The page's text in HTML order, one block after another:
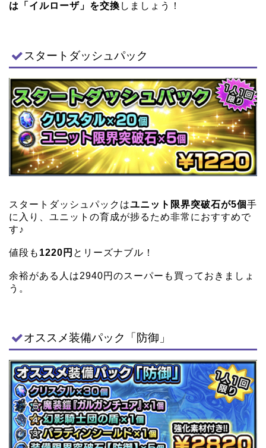
は「イルローザ」を交換 しましょう！
スタートダッシュパック
スタートダッシュパックはユニット限界突破石が5個手
に入り、ユニットの育成が捗るため非常におすすめで
す♪
値段も 1220円 とリーズナブル！
余裕がある人は2940円のスーパーも買っておきましょ
う。
オススメ装備パック「防御」